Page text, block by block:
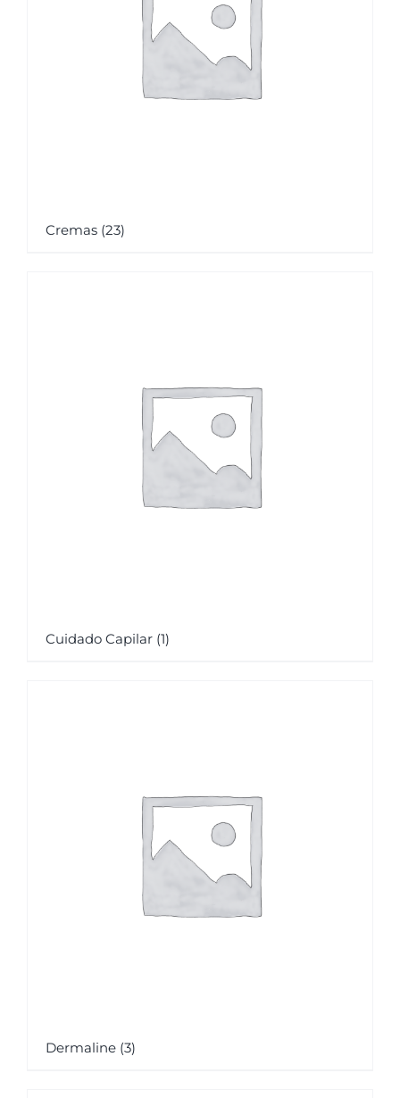
Cremas (23)
Cuidado Capilar (1)
Dermaline (3)